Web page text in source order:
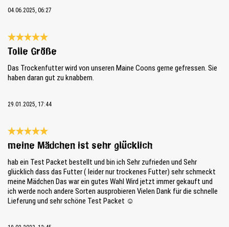
04.06.2025, 06:27
Reseña con calificación de 5 de 5 estrellas
Tolle Größe
Das Trockenfutter wird von unseren Maine Coons gerne gefressen. Sie
haben daran gut zu knabbern.
29.01.2025, 17:44
Reseña con calificación de 5 de 5 estrellas
meine Mädchen ist sehr glücklich
hab ein Test Packet bestellt und bin ich Sehr zufrieden und Sehr
glücklich dass das Futter ( leider nur trockenes Futter) sehr schmeckt
meine Mädchen Das war ein gutes Wahl Wird jetzt immer gekauft und
ich werde noch andere Sorten ausprobieren Vielen Dank für die schnelle
Lieferung und sehr schöne Test Packet ☺️